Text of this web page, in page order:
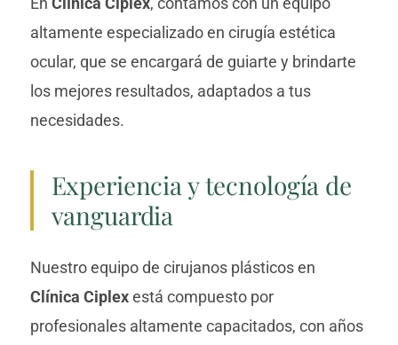
altamente especializado en cirugía estética
ocular, que se encargará de guiarte y brindarte
los mejores resultados, adaptados a tus
necesidades.
Experiencia y tecnología de
vanguardia
Nuestro equipo de cirujanos plásticos en
Clínica Ciplexestá compuesto por
profesionales altamente capacitados, con años